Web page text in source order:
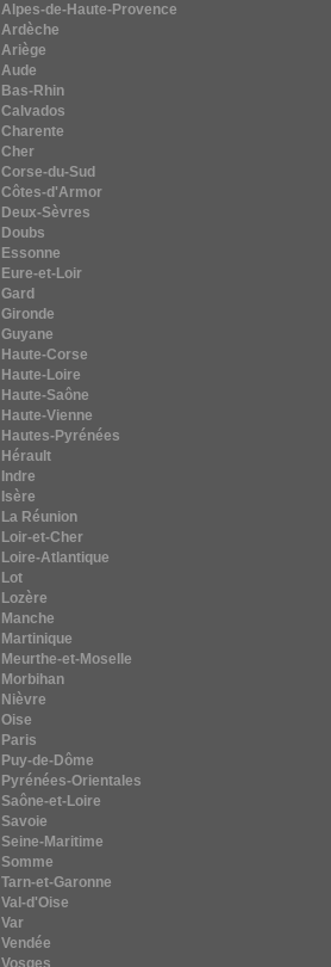
Alpes-de-Haute-Provence
Ardèche
Ariège
Aude
Bas-Rhin
Calvados
Charente
Cher
Corse-du-Sud
Côtes-d'Armor
Deux-Sèvres
Doubs
Essonne
Eure-et-Loir
Gard
Gironde
Guyane
Haute-Corse
Haute-Loire
Haute-Saône
Haute-Vienne
Hautes-Pyrénées
Hérault
Indre
Isère
La Réunion
Loir-et-Cher
Loire-Atlantique
Lot
Lozère
Manche
Martinique
Meurthe-et-Moselle
Morbihan
Nièvre
Oise
Paris
Puy-de-Dôme
Pyrénées-Orientales
Saône-et-Loire
Savoie
Seine-Maritime
Somme
Tarn-et-Garonne
Val-d'Oise
Var
Vendée